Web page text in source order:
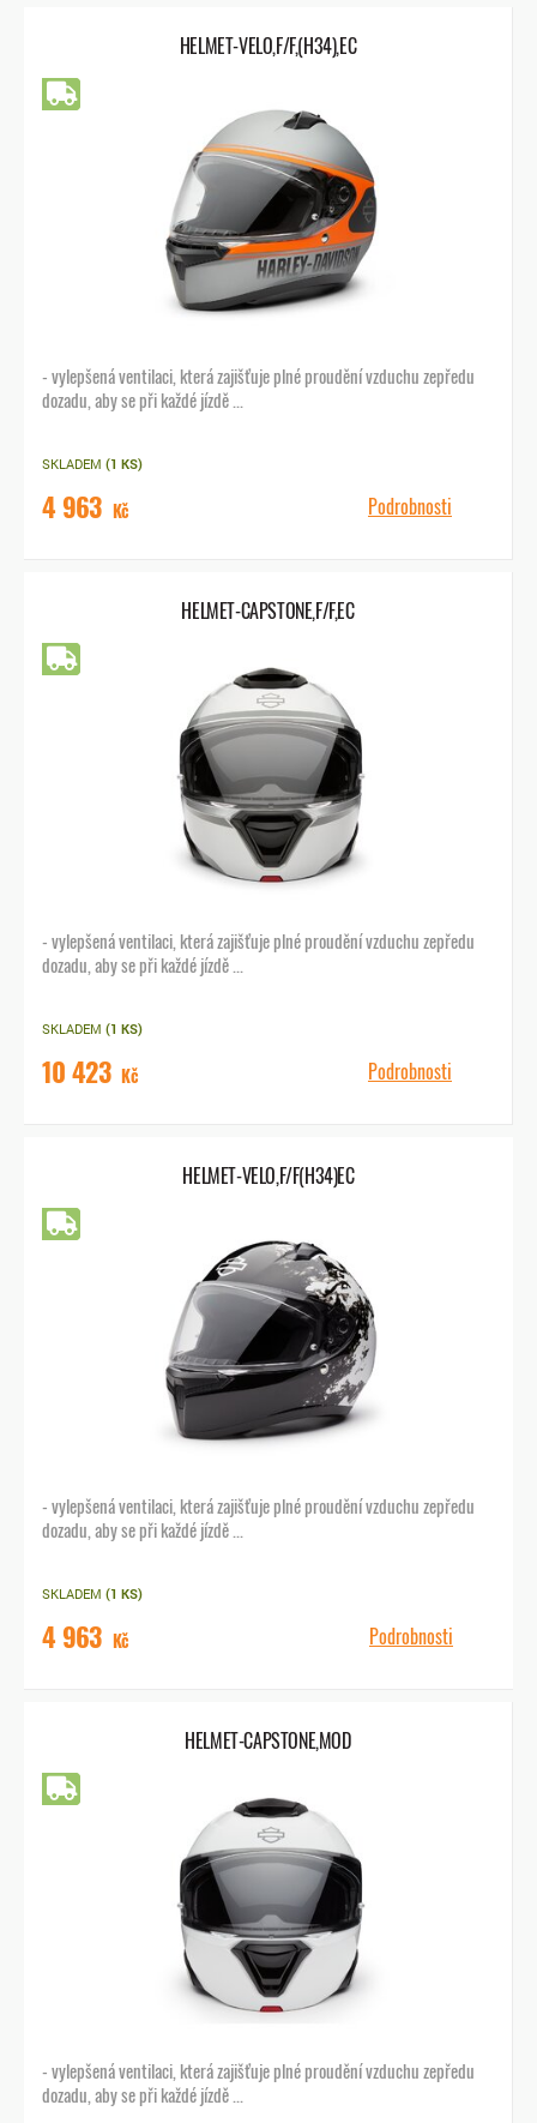
HELMET-VELO,F/F,(H34),EC
Doprava zdarma
- vylepšená ventilaci, která zajišťuje plné proudění vzduchu zepředu
SKLADEM (1 KS)
4 963 Kč Podrobnosti
HELMET-CAPSTONE,F/F,EC
Doprava zdarma
- vylepšená ventilaci, která zajišťuje plné proudění vzduchu zepředu
SKLADEM (1 KS)
10 423 Kč Podrobnosti
HELMET-VELO,F/F(H34)EC
Doprava zdarma
- vylepšená ventilaci, která zajišťuje plné proudění vzduchu zepředu
SKLADEM (1 KS)
4 963 Kč Podrobnosti
HELMET-CAPSTONE,MOD
Doprava zdarma
- vylepšená ventilaci, která zajišťuje plné proudění vzduchu zepředu